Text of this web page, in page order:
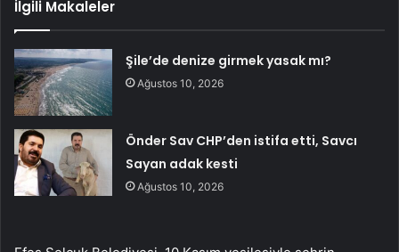
İlgili Makaleler
Şile’de denize girmek yasak mı?
Ağustos 10, 2026
Önder Sav CHP’den istifa etti, Savcı
Sayan adak kesti
Ağustos 10, 2026